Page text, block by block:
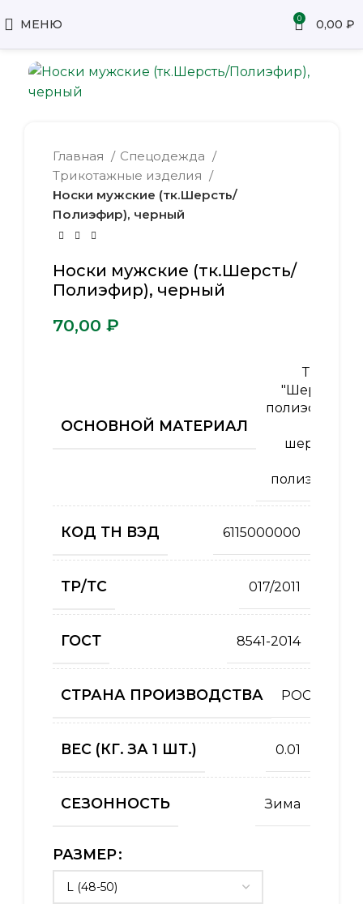
МЕНЮ 0 0,00 ₽
Главная
Спецодежда
Трикотажные изделия
Носки мужские (тк.Шерсть/
Полиэфир), черный
Носки мужские (тк.Шерсть/
Полиэфир), черный
₽
ОСНОВНОЙ МАТЕРИАЛ
Ткань
"Шерсть/
полиэфир"
шерсть /
полиэфир
КОД ТН ВЭД 6115000000
ТР/ТС 017/2011
ГОСТ 8541-2014
СТРАНА ПРОИЗВОДСТВА РОССИЯ
ВЕС (КГ. ЗА 1 ШТ.) 0.01
СЕЗОННОСТЬ Зима
РАЗМЕР